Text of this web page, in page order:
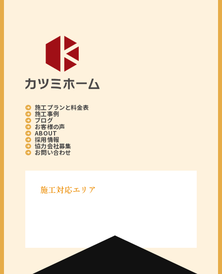
施工プランと料金表
施工事例
ブログ
お客様の声
ABOUT
採用情報
協力会社募集
お問い合わせ
施工対応エリア